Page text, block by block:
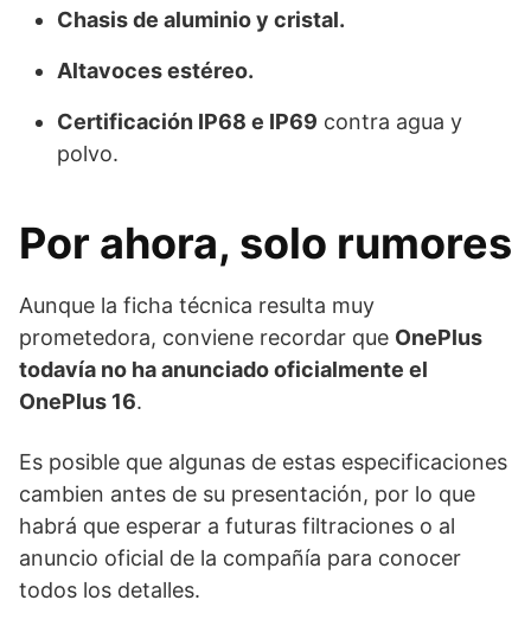
Chasis de aluminio y cristal.
Altavoces estéreo.
Certificación IP68 e IP69 contra agua y
polvo.
Por ahora, solo rumores
Aunque la ficha técnica resulta muy
prometedora, conviene recordar que OnePlus
todavía no ha anunciado oficialmente el
OnePlus 16.
Es posible que algunas de estas especificaciones
cambien antes de su presentación, por lo que
habrá que esperar a futuras filtraciones o al
anuncio oficial de la compañía para conocer
todos los detalles.